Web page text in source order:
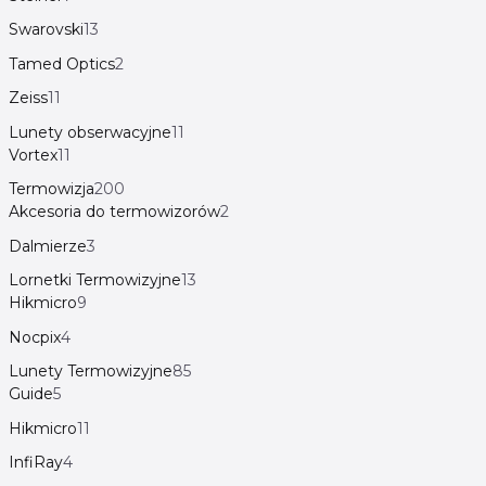
Swarovski13
Tamed Optics2
Zeiss11
Lunety obserwacyjne11
Vortex11
Termowizja200
Akcesoria do termowizorów2
Dalmierze3
Lornetki Termowizyjne13
Hikmicro9
Nocpix4
Lunety Termowizyjne85
Guide5
Hikmicro11
InfiRay4